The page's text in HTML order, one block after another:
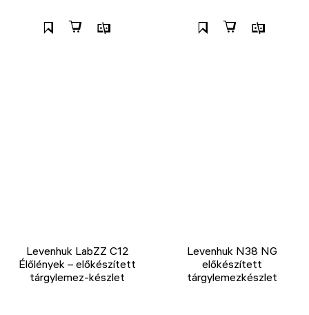
Levenhuk LabZZ C12
Élőlények – előkészített
tárgylemez-készlet
Levenhuk N38 NG
előkészített
tárgylemezkészlet